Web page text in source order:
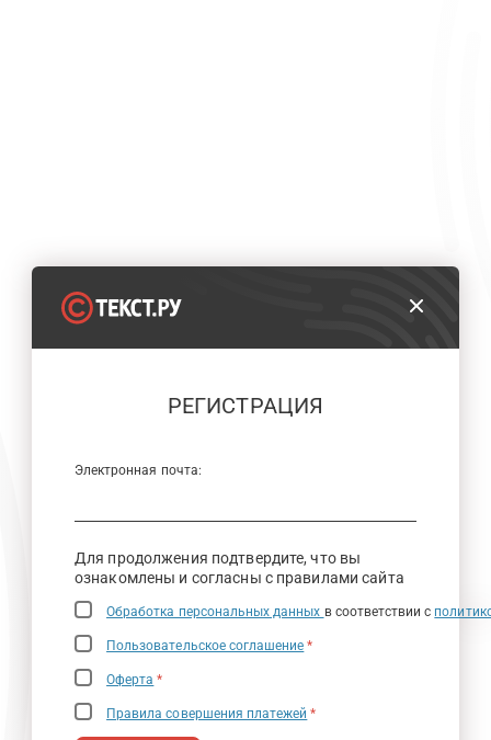
РЕГИСТРАЦИЯ
Электронная почта:
Для продолжения подтвердите, что вы
ознакомлены и согласны с правилами сайта
Обработка персональных данных в соответствии с
Пользовательское соглашение *
Оферта *
Правила совершения платежей *